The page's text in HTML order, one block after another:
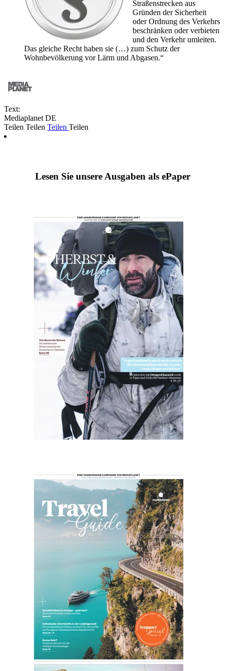
Straßenstrecken aus
Gründen der Sicherheit
oder Ordnung des Verkehrs
beschränken oder verbieten
und den Verkehr umleiten.
Das gleiche Recht haben sie (…) zum Schutz der
Wohnbevölkerung vor Lärm und Abgasen.“
Text:
Mediaplanet DE
Teilen Teilen Teilen Teilen
Lesen Sie unsere Ausgaben als ePaper